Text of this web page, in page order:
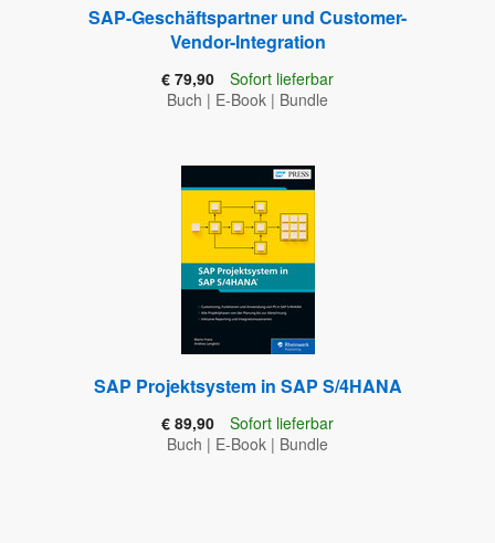
SAP-Geschäftspartner und Customer-
Vendor-Integration
€ 79,90
Sofort lieferbar
Buch | E-Book | Bundle
SAP Projektsystem in SAP S/4HANA
€ 89,90
Sofort lieferbar
Buch | E-Book | Bundle